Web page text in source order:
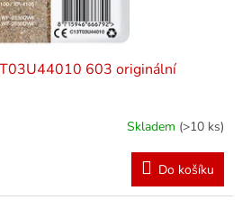
603 originální
Skladem (>10 ks)
Do košíku